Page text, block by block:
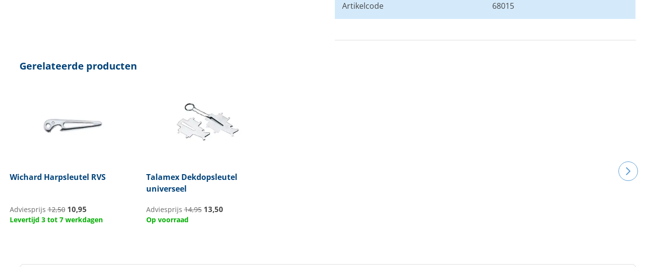
Artikelcode 68015
Gerelateerde producten
Wichard Harpsleutel RVS
Adviesprijs12,50 10,95
Levertijd 3 tot 7 werkdagen
TalamexDekdopsleutel
universeel
Adviesprijs14,95 13,50
Op voorraad